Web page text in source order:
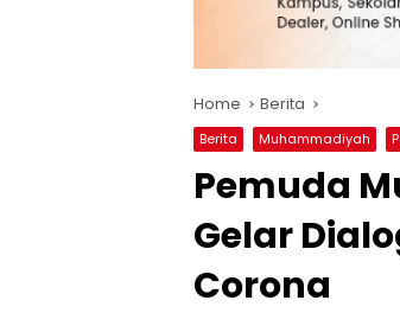
Home Berita
Berita Muhammadiyah
Pemuda
Gelar
Corona